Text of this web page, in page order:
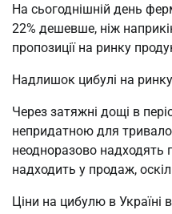
На сьогоднішній день
22% дешевше, ніж
пропозиції на ринку
Надлишок цибулі на ринку
Через затяжні дощі в
непридатною для
неодноразово надходять
надходить у продаж,
Ціни на цибулю в Україні